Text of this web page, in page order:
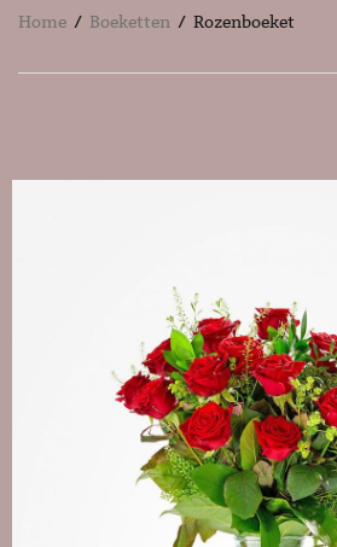
Home / Boeketten / Rozenboeket